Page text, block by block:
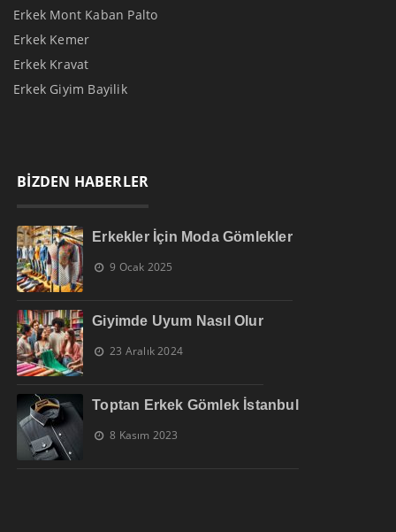
Erkek Mont Kaban Palto
Erkek Kemer
Erkek Kravat
Erkek Giyim Bayilik
BİZDEN HABERLER
Erkekler İçin Moda Gömlekler
9 Ocak 2025
Giyimde Uyum Nasıl Olur
23 Aralık 2024
Toptan Erkek Gömlek İstanbul
8 Kasım 2023